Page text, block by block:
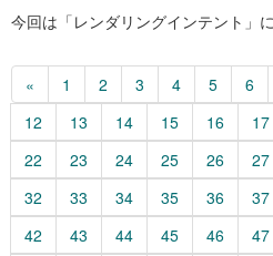
今回は「レンダリングインテント」
« 1 2 3 4 5 6
12
13 14 15 16 17
22
23 24 25 26 27
32
33 34 35 36 37
42
43 44 45 46 47